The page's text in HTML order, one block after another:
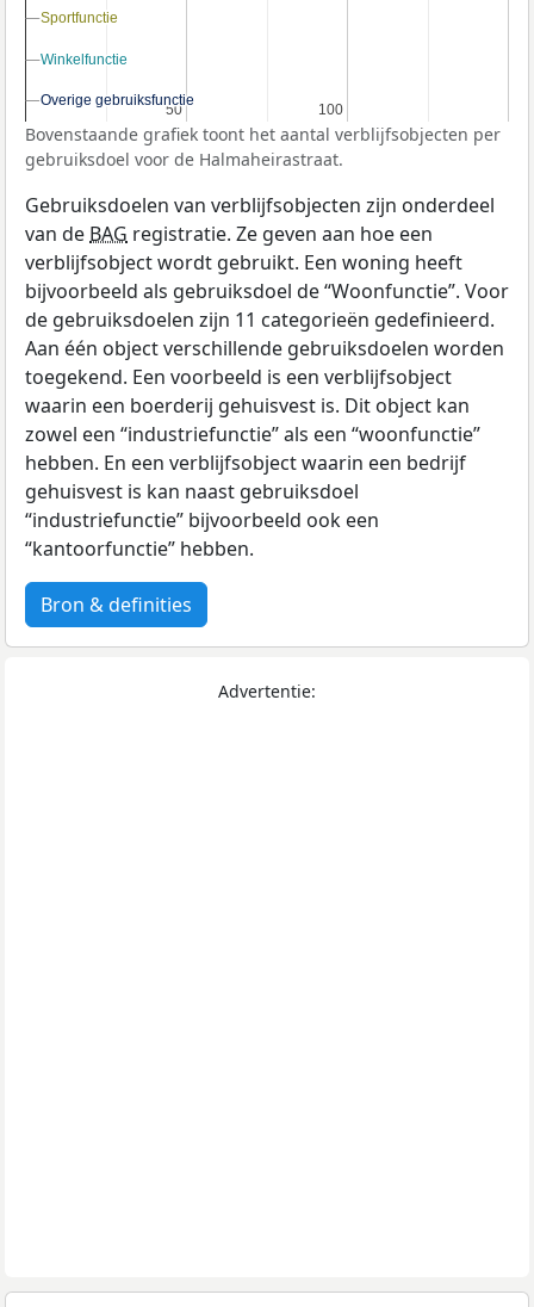
50
50 100
100
Sportfunctie
Sportfunctie
Winkelfunctie
Winkelfunctie
Overige gebruiksfunctie
Overige gebruiksfunctie
Bovenstaande grafiek toont het aantal verblijfsobjecten per
gebruiksdoel voor de Halmaheirastraat.
Gebruiksdoelen van verblijfsobjecten zijn onderdeel
van de BAG registratie. Ze geven aan hoe een
verblijfsobject wordt gebruikt. Een woning heeft
bijvoorbeeld als gebruiksdoel de “Woonfunctie”. Voor
de gebruiksdoelen zijn 11 categorieën gedefinieerd.
Aan één object verschillende gebruiksdoelen worden
toegekend. Een voorbeeld is een verblijfsobject
waarin een boerderij gehuisvest is. Dit object kan
zowel een “industriefunctie” als een “woonfunctie”
hebben. En een verblijfsobject waarin een bedrijf
gehuisvest is kan naast gebruiksdoel
“industriefunctie” bijvoorbeeld ook een
“kantoorfunctie” hebben.
Bron & definities
Advertentie: